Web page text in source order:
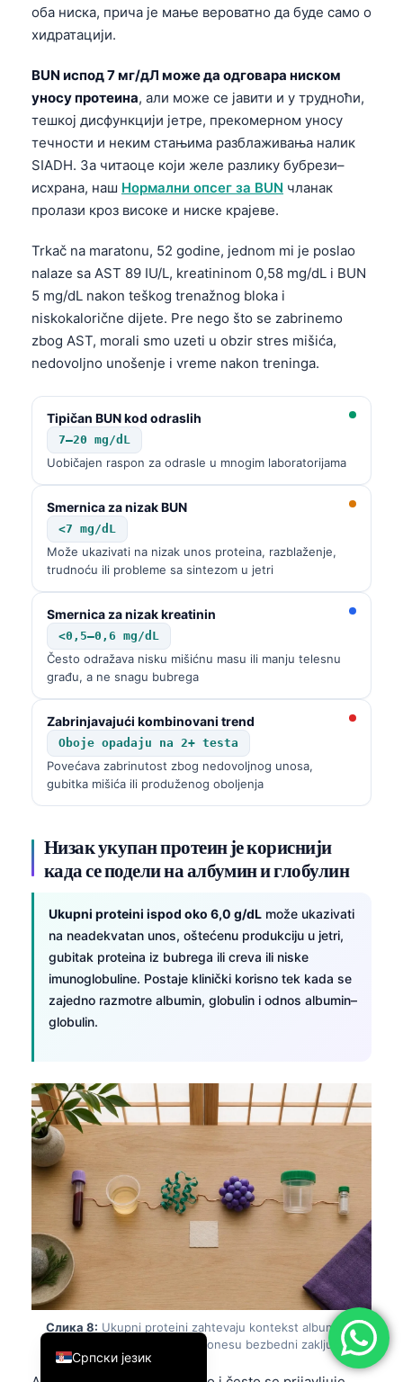
оба ниска, прича је мање вероватно да буде само о
хидратацији.
BUN испод 7 мг/дЛ може да одговара ниском
уносу протеина, али може се јавити и у трудноћи,
тешкој дисфункцији јетре, прекомерном уносу
течности и неким стањима разблаживања налик
SIADH. За читаоце који желе разлику бубрези–
исхрана, наш Нормални опсег за BUN чланак
пролази кроз високе и ниске крајеве.
Trkač na maratonu, 52 godine, jednom mi je poslao
nalaze sa AST 89 IU/L, kreatininom 0,58 mg/dL i BUN
5 mg/dL nakon teškog trenažnog bloka i
niskokalorične dijete. Pre nego što se zabrinemo
zbog AST, morali smo uzeti u obzir stres mišića,
nedovoljno unošenje i vreme nakon treninga.
Tipičan BUN kod odraslih
7–20 mg/dL
Uobičajen raspon za odrasle u mnogim laboratorijama
Smernica za nizak BUN
<7 mg/dL
Može ukazivati na nizak unos proteina, razblaženje,
trudnoću ili probleme sa sintezom u jetri
Smernica za nizak kreatinin
<0,5–0,6 mg/dL
Često odražava nisku mišićnu masu ili manju telesnu
građu, a ne snagu bubrega
Zabrinjavajući kombinovani trend
Oboje opadaju na 2+ testa
Povećava zabrinutost zbog nedovoljnog unosa,
gubitka mišića ili produženog oboljenja
Низак укупан протеин је кориснији
када се подели на албумин и глобулин
Ukupni proteini ispod oko 6,0 g/dL može ukazivati
na neadekvatan unos, oštećenu produkciju u jetri,
gubitak proteina iz bubrega ili creva ili niske
imunoglobuline. Postaje klinički korisno tek kada se
zajedno razmotre albumin, globulin i odnos albumin–
globulin.
Слика 8: Ukupni proteini zahtevaju kontekst albumina
i globulina pre nego što se donesu bezbedni zaključci
o ishrani.
Српски језик
English
العربية
Français
עִבְרִית
Italiano
Português
Ελληνικά
Română
简体中文
فارسی
Български
Dansk
Nederlands
हिन्दी
Հայերեն
Íslenska
Svenska
Bosanski
Azərbaycan dili
Eesti
日本語
ქართული
Русский
Polski
한국어
Shqip
বাংলা
اردو
मराठी
தமிழ்
ગુજરાતી
ಕನ್ನಡ
മലയാളം
Bahasa Melayu
Tagalog